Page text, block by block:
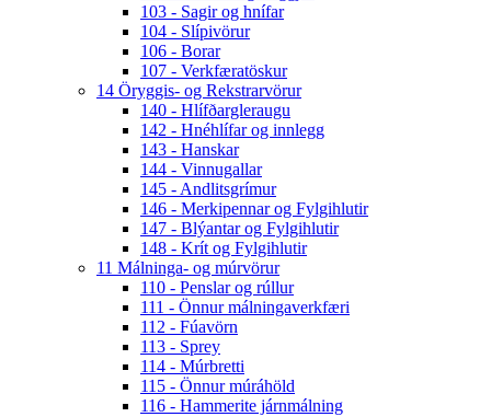
103 - Sagir og hnífar
104 - Slípivörur
106 - Borar
107 - Verkfæratöskur
14 Öryggis- og Rekstrarvörur
140 - Hlífðargleraugu
142 - Hnéhlífar og innlegg
143 - Hanskar
144 - Vinnugallar
145 - Andlitsgrímur
146 - Merkipennar og Fylgihlutir
147 - Blýantar og Fylgihlutir
148 - Krít og Fylgihlutir
11 Málninga- og múrvörur
110 - Penslar og rúllur
111 - Önnur málningaverkfæri
112 - Fúavörn
113 - Sprey
114 - Múrbretti
115 - Önnur múráhöld
116 - Hammerite járnmálning